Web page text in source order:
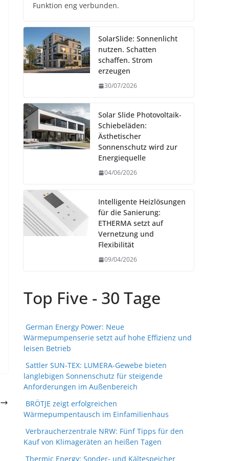
Funktion eng verbunden.
SolarSlide: Sonnenlicht
nutzen. Schatten
schaffen. Strom
erzeugen
30/07/2026
Solar Slide Photovoltaik-
Schiebeläden:
Ästhetischer
Sonnenschutz wird zur
Energiequelle
04/06/2026
Intelligente Heizlösungen
für die Sanierung:
ETHERMA setzt auf
Vernetzung und
Flexibilität
09/04/2026
Top Five - 30 Tage
German Energy Power: Neue
Wärmepumpenserie setzt auf hohe Effizienz und
leisen Betrieb
Sattler SUN-TEX: LUMERA-Gewebe bieten
langlebigen Sonnenschutz für steigende
Anforderungen im Außenbereich
BRÖTJE zeigt erfolgreichen
Wärmepumpentausch im Einfamilienhaus
Verbraucherzentrale NRW: Fünf Tipps für den
Kauf von Klimageräten an heißen Tagen
Thermic Energy: Sonder- und Kältespeicher